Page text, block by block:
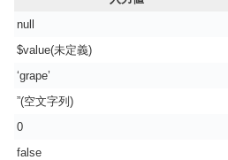
null
$value(未定義)
‘grape’
”(空文字列)
0
false